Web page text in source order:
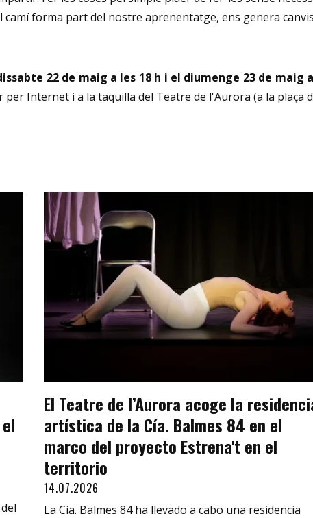
camí forma part del nostre aprenentatge, ens genera
22 de maig a les 18 h i el diumenge 23 de maig
Internet i a la taquilla del Teatre de l'Aurora (a la plaça
El Teatre de l’Aurora acoge la
artística de la Cía. Balmes 84 en el
marco del proyecto Estrena't en el
territorio
14.07.2026
La Cía. Balmes 84 ha llevado a cabo una residencia